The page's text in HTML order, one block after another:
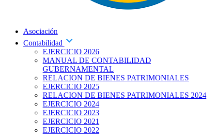
Asociación
Contabilidad
EJERCICIO 2026
MANUAL DE CONTABILIDAD
GUBERNAMENTAL
RELACION DE BIENES PATRIMONIALES
EJERCICIO 2025
RELACION DE BIENES PATRIMONIALES 2024
EJERCICIO 2024
EJERCICIO 2023
EJERCICIO 2021
EJERCICIO 2022